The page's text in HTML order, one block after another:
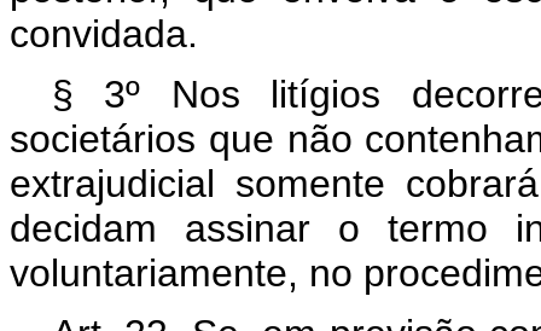
convidada.
§ 3º Nos litígios
societários que não
extrajudicial somente
decidam assinar o termo
voluntariamente, no